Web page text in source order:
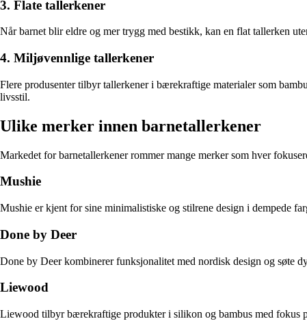
3. Flate tallerkener
Når barnet blir eldre og mer trygg med bestikk, kan en flat tallerken
4. Miljøvennlige tallerkener
Flere produsenter tilbyr tallerkener i bærekraftige materialer som
livsstil.
Ulike merker innen barnetallerkener
Markedet for barnetallerkener rommer mange merker som hver
Mushie
Mushie er kjent for sine minimalistiske og stilrene design i dempede
Done by Deer
Done by Deer kombinerer funksjonalitet med nordisk design og søte
Liewood
Liewood tilbyr bærekraftige produkter i silikon og bambus med fokus